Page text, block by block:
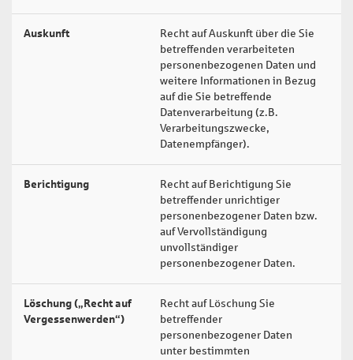
Auskunft
Recht auf Auskunft über die Sie
betreffenden verarbeiteten
personenbezogenen Daten und
weitere Informationen in Bezug
auf die Sie betreffende
Datenverarbeitung (z.B.
Verarbeitungszwecke,
Datenempfänger).
Berichtigung
Recht auf Berichtigung Sie
betreffender unrichtiger
personenbezogener Daten bzw.
auf Vervollständigung
unvollständiger
personenbezogener Daten.
Löschung („Recht auf
Vergessenwerden“)
Recht auf Löschung Sie
betreffender
personenbezogener Daten
unter bestimmten